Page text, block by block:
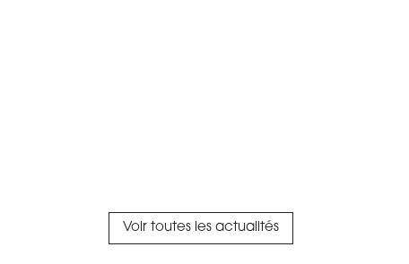
Voir toutes les actualités